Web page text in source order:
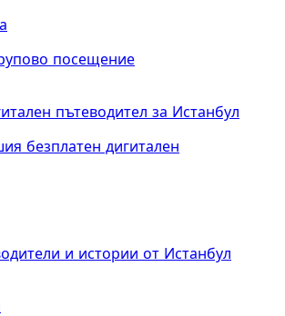
посещение
пътеводител за Истанбул
безплатен дигитален
и истории от Истанбул